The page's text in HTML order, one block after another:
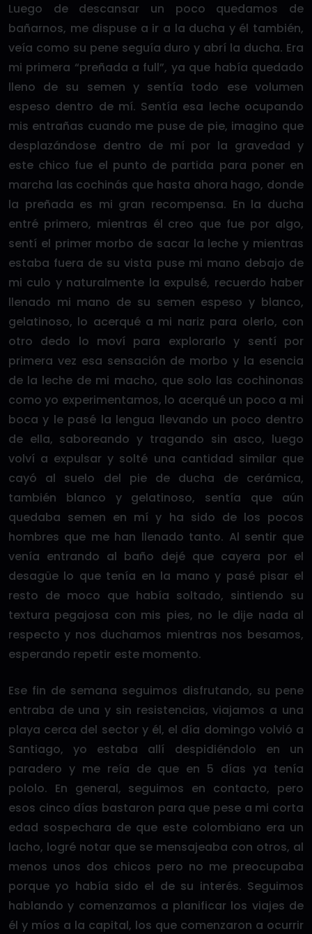
Luego de descansar un poco quedamos de
bañarnos, me dispuse a ir a la ducha y él también,
veía como su pene seguía duro y abrí la ducha. Era
mi primera “preñada a full”, ya que había quedado
lleno de su semen y sentía todo ese volumen
espeso dentro de mí. Sentía esa leche ocupando
mis entrañas cuando me puse de pie, imagino que
desplazándose dentro de mí por la gravedad y
este chico fue el punto de partida para poner en
marcha las cochinás que hasta ahora hago, donde
la preñada es mi gran recompensa. En la ducha
entré primero, mientras él creo que fue por algo,
sentí el primer morbo de sacar la leche y mientras
estaba fuera de su vista puse mi mano debajo de
mi culo y naturalmente la expulsé, recuerdo haber
llenado mi mano de su semen espeso y blanco,
gelatinoso, lo acerqué a mi nariz para olerlo, con
otro dedo lo moví para explorarlo y sentí por
primera vez esa sensación de morbo y la esencia
de la leche de mi macho, que solo las cochinonas
como yo experimentamos, lo acerqué un poco a mi
boca y le pasé la lengua llevando un poco dentro
de ella, saboreando y tragando sin asco, luego
volví a expulsar y solté una cantidad similar que
cayó al suelo del pie de ducha de cerámica,
también blanco y gelatinoso, sentía que aún
quedaba semen en mí y ha sido de los pocos
hombres que me han llenado tanto. Al sentir que
venía entrando al baño dejé que cayera por el
desagüe lo que tenía en la mano y pasé pisar el
resto de moco que había soltado, sintiendo su
textura pegajosa con mis pies, no le dije nada al
respecto y nos duchamos mientras nos besamos,
esperando repetir este momento.
Ese fin de semana seguimos disfrutando, su pene
entraba de una y sin resistencias, viajamos a una
playa cerca del sector y él, el día domingo volvió a
Santiago, yo estaba allí despidiéndolo en un
paradero y me reía de que en 5 días ya tenía
pololo. En general, seguimos en contacto, pero
esos cinco días bastaron para que pese a mi corta
edad sospechara de que este colombiano era un
lacho, logré notar que se mensajeaba con otros, al
menos unos dos chicos pero no me preocupaba
porque yo había sido el de su interés. Seguimos
hablando y comenzamos a planificar los viajes de
él y míos a la capital, los que comenzaron a ocurrir